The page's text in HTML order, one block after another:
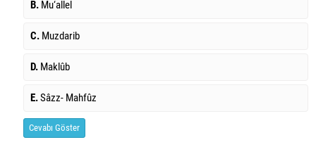
B. Mu‘allel
C. Muzdarib
D. Maklûb
E.Sâzz- Mahfûz
Cevabı Göster